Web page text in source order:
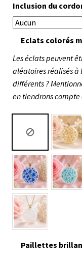
Inclusion du
Eclats colorés
Les éclats peuvent
aléatoires réalisés à
différents ?
en tiendrons compte
Paillettes